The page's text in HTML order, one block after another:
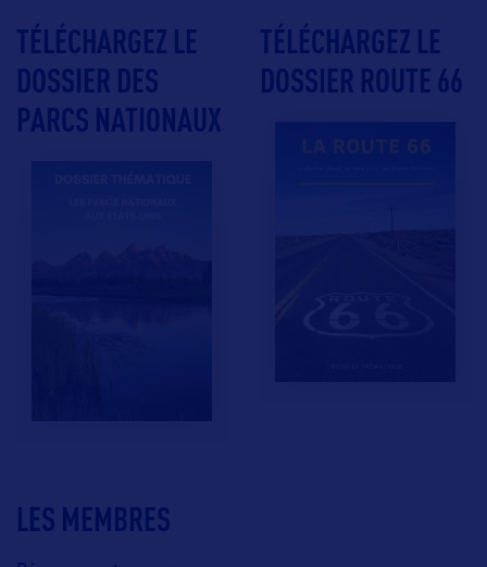
LES MEMBRES
TÉLÉCHARGEZ LE
DOSSIER DES
PARCS NATIONAUX
TÉLÉCHARGEZ LE
DOSSIER ROUTE 66